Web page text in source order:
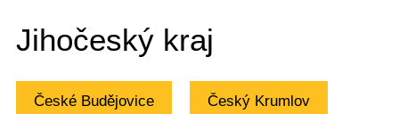
Jihočeský kraj
České Budějovice Český Krumlov